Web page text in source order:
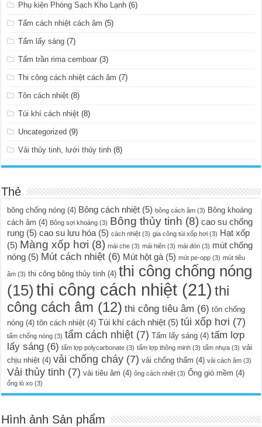
Phụ kiện Phòng Sạch Kho Lạnh (6)
Tấm cách nhiệt cách âm (5)
Tấm lấy sáng (7)
Tấm trần rima cemboar (3)
Thi công cách nhiệt cách âm (7)
Tôn cách nhiệt (8)
Túi khí cách nhiệt (8)
Uncategorized (9)
Vải thủy tinh, lưới thủy tinh (8)
Thẻ
bông chống nóng (4) Bông cách nhiệt (5) bông cách âm (3) Bông khoáng
cách âm (4) Bông sợi khoáng (3) Bông thủy tinh (8) cao su chống
rung (5) cao su lưu hóa (5) cách nhiệt (3) gia công túi xốp hơi (3) Hạt xốp
(5) Màng xốp hơi (8) mái che (3) mái hiên (3) mái đón (3) mút chống
nóng (5) Mút cách nhiệt (6) Mút hột gà (5) mút pe-opp (3) mút tiêu
âm (3) thi công bông thủy tinh (4) thi công chống nóng
(15) thi công cách nhiệt (21) thi
công cách âm (12) thi công tiêu âm (6) tôn chống
nóng (4) tôn cách nhiệt (4) Túi khí cách nhiệt (5) túi xốp hơi (7)
tấm chống nóng (3) tấm cách nhiệt (7) Tấm lấy sáng (4) tấm lợp
lấy sáng (6) tấm lợp polycarbonate (3) tấm lợp thông minh (3) tấm nhựa (3) vải
chịu nhiệt (4) vải chống cháy (7) vải chống thấm (4) vải cách âm (3)
Vải thủy tinh (7) vải tiêu âm (4) ông cách nhiệt (3) Ống gió mềm (4)
ống lò xo (3)
Hình ảnh Sản phẩm